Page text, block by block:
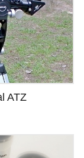
ATZ